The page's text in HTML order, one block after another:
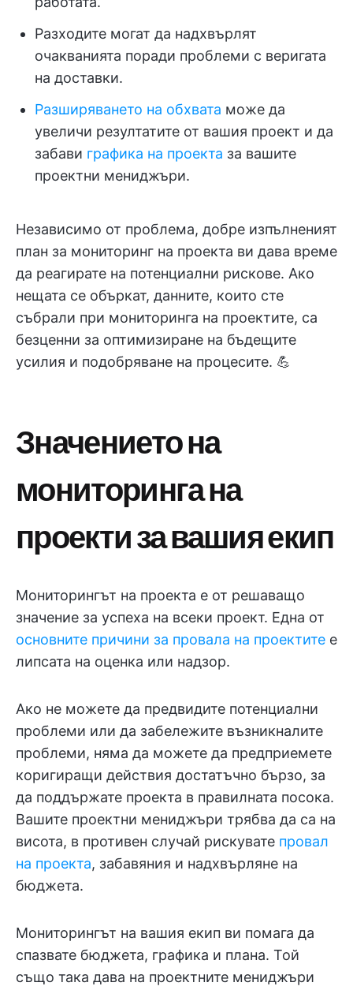
Разходите могат да надхвърлят
очакванията поради проблеми с веригата
на доставки.
Разширяването на обхвата може да
увеличи резултатите от вашия проект и да
забави графика на проекта за вашите
проектни мениджъри.
Независимо от проблема, добре изпълненият
план за мониторинг на проекта ви дава време
да реагирате на потенциални рискове. Ако
нещата се объркат, данните, които сте
събрали при мониторинга на проектите, са
безценни за оптимизиране на бъдещите
усилия и подобряване на процесите. 💪
Значението на
мониторинга на
проекти за вашия екип
Мониторингът на проекта е от решаващо
значение за успеха на всеки проект. Една от
основните причини за провала на проектите е
липсата на оценка или надзор.
Ако не можете да предвидите потенциални
проблеми или да забележите възникналите
проблеми, няма да можете да предприемете
коригиращи действия достатъчно бързо, за
да поддържате проекта в правилната посока.
Вашите проектни мениджъри трябва да са на
висота, в противен случай рискувате провал
на проекта, забавяния и надхвърляне на
бюджета.
Мониторингът на вашия екип ви помага да
спазвате бюджета, графика и плана. Той
също така дава на проектните мениджъри